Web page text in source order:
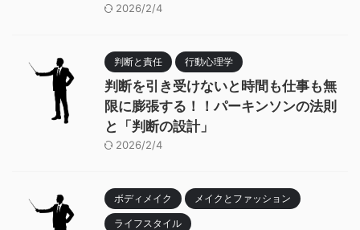
2026/2/4
判断と責任 行動心理学
判断を引き受けないと時間も仕事も無
限に膨張する！！パーキンソンの法則
と「判断の設計」
2026/2/4
ボディメイク メイクとファッション
ライフスタイル